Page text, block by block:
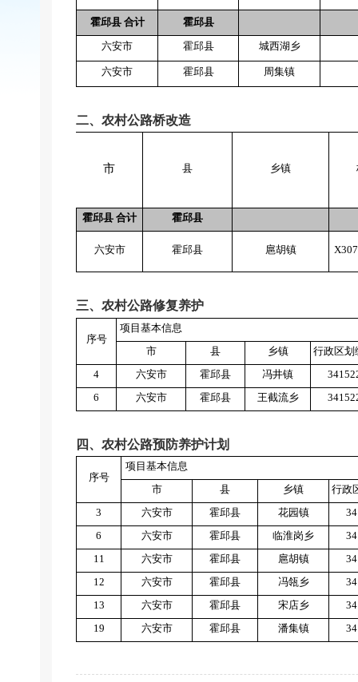
霍邱县 合计
霍邱县
六安市
霍邱县 城西湖乡
六安市 霍邱县 周集镇
二、农村公路桥改造
市 县 乡镇
霍邱县 合计 霍邱县
六安市 霍邱县 扈胡镇
三、农村公路修复养护
序号
项目基本信息
市
县 乡镇
行政区划
4
六安市 霍邱县 冯井镇
6
六安市 霍邱县 王截流乡
四、农村公路预防养护计划
序号
项目基本信息
市
县 乡镇
行政
3
六安市 霍邱县 花园镇
6
六安市 霍邱县 临淮岗乡
11
六安市 霍邱县 扈胡镇
12
六安市 霍邱县 冯瓴乡
13
六安市 霍邱县 宋店乡
19
六安市 霍邱县 潘集镇